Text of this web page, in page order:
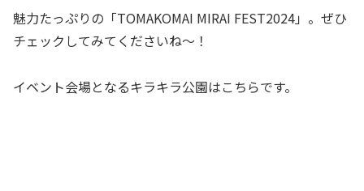
魅力たっぷりの「TOMAKOMAI MIRAI FEST2024」。ぜひ
チェックしてみてくださいね〜！
イベント会場となるキラキラ公園はこちらです。